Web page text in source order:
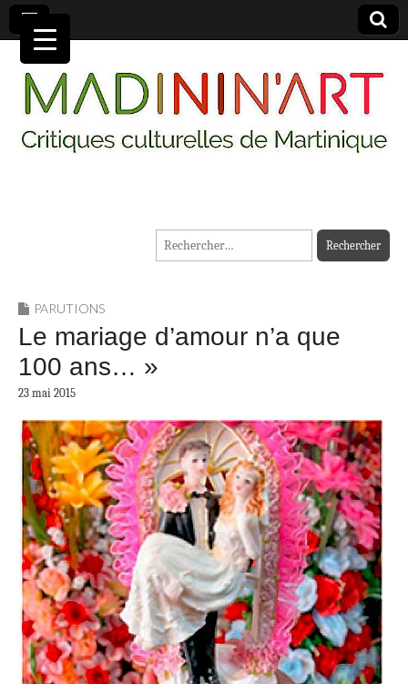
MADININ'ART
Rechercher :
PARUTIONS
Le mariage d’amour n’a que
100 ans… »
23 mai 2015